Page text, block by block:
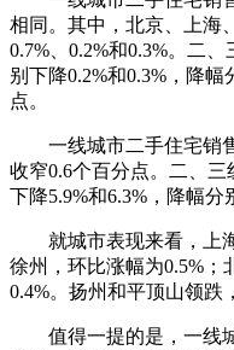
相同。其中，北京、上海
0.7%、0.2%和0.3%。二
别下降0.2%和0.3%，降
点。
一线城市二手住宅销售
收窄0.6个百分点。二、
下降5.9%和6.3%，降幅分
就城市表现来看，上海
徐州，环比涨幅为0.5%；
0.4%。扬州和平顶山领跌
值得一提的是，一线城